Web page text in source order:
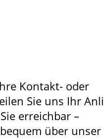
Kontakt- oder
Sie uns Ihr
erreichbar –
über unser